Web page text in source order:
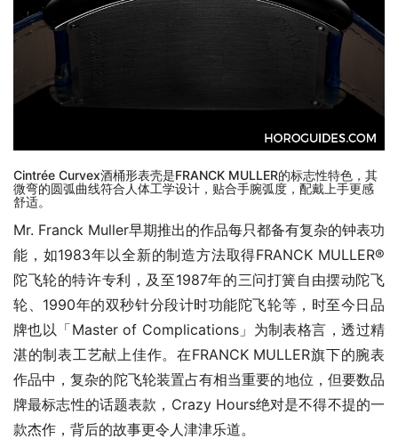
Cintrée Curvex酒桶形表壳是FRANCK MULLER的标志性特色，其
微弯的圆弧曲线符合人体工学设计，贴合手腕弧度，配戴上手更感
舒适。
Mr. Franck Muller早期推出的作品每只都备有复杂的钟表功
能，如1983年以全新的制造方法取得FRANCK MULLER®
陀飞轮的特许专利，及至1987年的三问打簧自由摆动陀飞
轮、1990年的双秒针分段计时功能陀飞轮等，时至今日品
牌也以「Master of Complications」为制表格言，透过精
湛的制表工艺献上佳作。在FRANCK MULLER旗下的腕表
作品中，复杂的陀飞轮装置占有相当重要的地位，但要数品
牌最标志性的话题表款，Crazy Hours绝对是不得不提的一
款杰作，背后的故事更令人津津乐道。